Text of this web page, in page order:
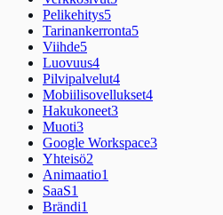
Pelikehitys5
Tarinankerronta5
Viihde5
Luovuus4
Pilvipalvelut4
Mobiilisovellukset4
Hakukoneet3
Muoti3
Google Workspace3
Yhteisö2
Animaatio1
SaaS1
Brändi1